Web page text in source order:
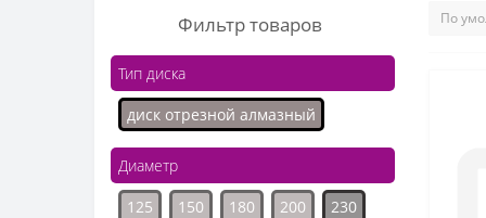
Фильтр товаров
Тип диска
диск отрезной алмазный
Диаметр
125
150 180 200
230